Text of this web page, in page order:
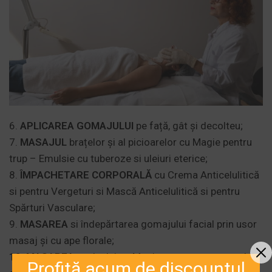
6. APLICAREA GOMAJULUI pe față, gât și decolteu;
7. MASAJUL brațelor și al picioarelor cu Magie pentru
trup – Emulsie cu tuberoze si uleiuri eterice;
8. ÎMPACHETARE CORPORALĂ cu Crema Anticelulitică
si pentru Vergeturi si Mască Anticelulitică si pentru
Spărturi Vasculare;
9. MASAREA si îndepărtarea gomajului facial prin usor
masaj și cu ape florale;
10.MASAREAscalpului cu Magie pentru trup – emulsie